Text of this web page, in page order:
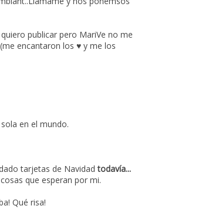
publicar pero MariVe no me
encantaron los ♥ y me los
en el mundo.
tarjetas de Navidadtodavía...
que esperan por mi.
Qué risa!